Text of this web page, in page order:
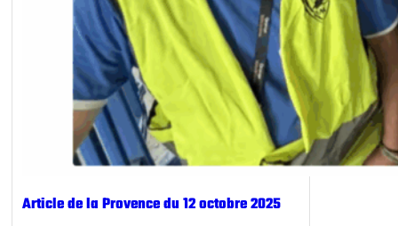
Article de la Provence du 12 octobre 2025